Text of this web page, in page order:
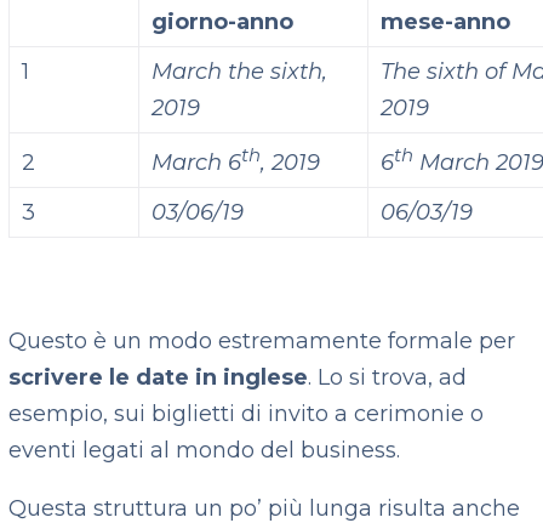
giorno-anno
mese-anno
1
March the sixth,
2019
The sixth of
2019
2 March 6th, 2019 6th March
3
03/06/19 06/03/19
Questo è un modo estremamente formale per
scrivere le date in inglese. Lo si trova, ad
esempio, sui biglietti di invito a cerimonie o
eventi legati al mondo del business.
Questa struttura un po’ più lunga risulta anche